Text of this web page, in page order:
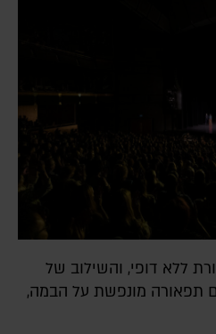
תפאורה מונפשת על הבמה,